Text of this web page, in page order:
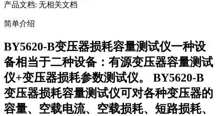
产品文档: 无相关文档
简单介绍
BY5620-B变压器损耗容量测试仪一种设
备相当于二种设备：有源变压器容量测试
仪+变压器损耗参数测试仪。 BY5620-B
变压器损耗容量测试仪可对各种变压器的
容量、空载电流、空载损耗、短路损耗、